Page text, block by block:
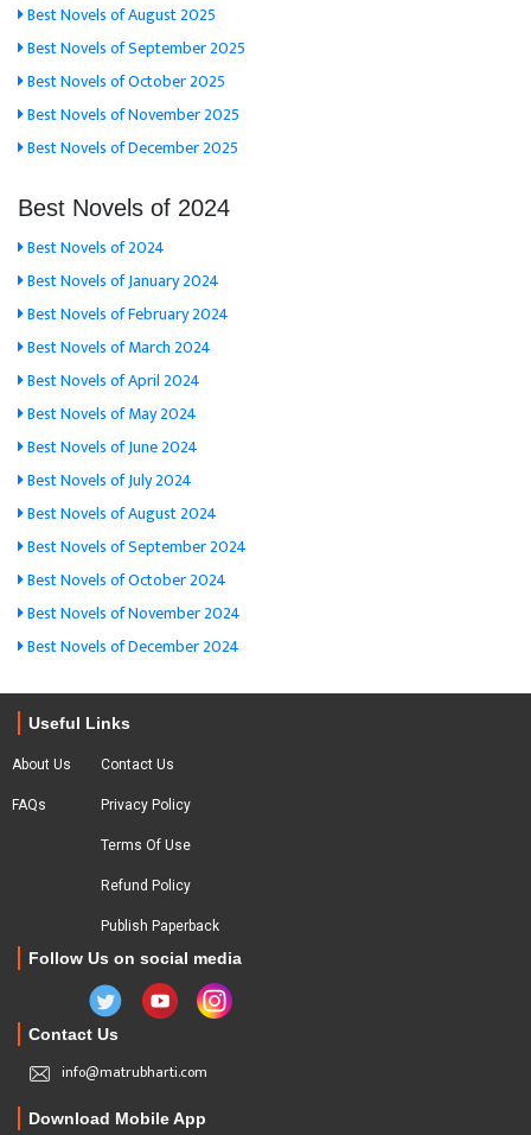
Best Novels of August 2025
Best Novels of September 2025
Best Novels of October 2025
Best Novels of November 2025
Best Novels of December 2025
Best Novels of 2024
Best Novels of 2024
Best Novels of January 2024
Best Novels of February 2024
Best Novels of March 2024
Best Novels of April 2024
Best Novels of May 2024
Best Novels of June 2024
Best Novels of July 2024
Best Novels of August 2024
Best Novels of September 2024
Best Novels of October 2024
Best Novels of November 2024
Best Novels of December 2024
Useful Links
About Us
FAQs
Contact Us
Privacy Policy
Terms Of Use
Refund Policy
Publish Paperback
Follow Us on social media
Contact Us
info@matrubharti.com
Download Mobile App